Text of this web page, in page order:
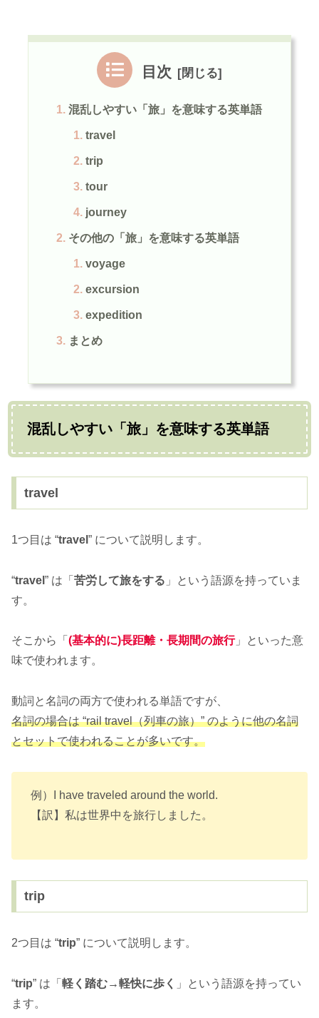
目次
混乱しやすい「旅」を意味する英単語
travel
trip
tour
journey
その他の「旅」を意味する英単語
voyage
excursion
expedition
まとめ
混乱しやすい「旅」を意味する英単語
travel
1つ目は “travel ” について説明します。
“travel ” は「 苦労して旅をする 」という語源を持っていま
す。
そこから「 (基本的に)長距離・長期間の旅行」といった意
味で使われます。
動詞と名詞の両方で使われる単語ですが、
名詞の場合は “rail travel（列車の旅）” のように他の名詞
とセットで使われることが多いです。
例）I have traveled around the world.
【訳】私は世界中を旅行しました。
trip
2つ目は “trip” について説明します。
“trip” は「 軽く踏む→軽快に歩く
」という語源を持ってい
ます。